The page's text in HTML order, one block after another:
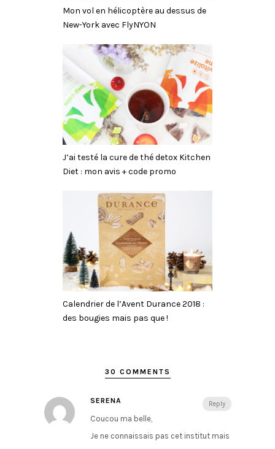
Mon vol en hélicoptère au dessus de
New-York avec FlyNYON
J’ai testé la cure de thé detox Kitchen
Diet : mon avis + code promo
Calendrier de l’Avent Durance 2018 :
des bougies mais pas que !
30 COMMENTS
Reply
SERENA
Coucou ma belle,
Je ne connaissais pas cet institut mais